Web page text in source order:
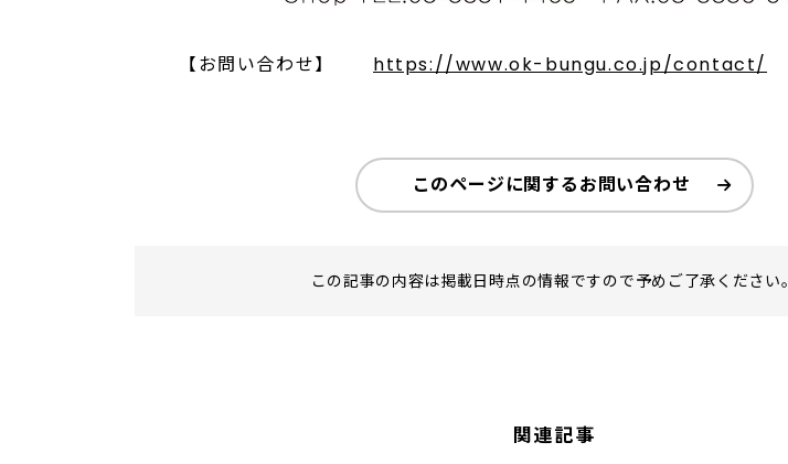
【お問い合わせ】 https://www.ok-bungu.co.jp/contact/
このページに関するお問い合わせ
この記事の内容は掲載日時点の情報ですので予めご了承ください。
関連記事